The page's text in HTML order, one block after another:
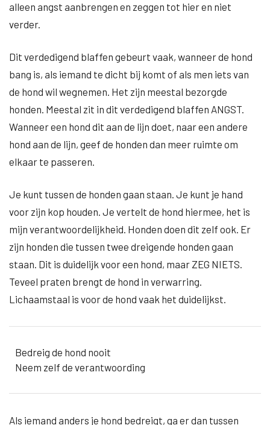
alleen angst aanbrengen en zeggen tot hier en niet
verder.
Dit verdedigend blaffen gebeurt vaak, wanneer de hond
bang is, als iemand te dicht bij komt of als men iets van
de hond wil wegnemen. Het zijn meestal bezorgde
honden. Meestal zit in dit verdedigend blaffen ANGST.
Wanneer een hond dit aan de lijn doet, naar een andere
hond aan de lijn, geef de honden dan meer ruimte om
elkaar te passeren.
Je kunt tussen de honden gaan staan. Je kunt je hand
voor zijn kop houden. Je vertelt de hond hiermee, het is
mijn verantwoordelijkheid. Honden doen dit zelf ook. Er
zijn honden die tussen twee dreigende honden gaan
staan. Dit is duidelijk voor een hond, maar ZEG NIETS.
Teveel praten brengt de hond in verwarring.
Lichaamstaal is voor de hond vaak het duidelijkst.
Bedreig de hond nooit
Neem zelf de verantwoording
Als iemand anders je hond bedreigt, ga er dan tussen